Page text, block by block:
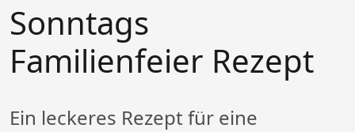
Sonntags
Familienfeier Rezept
Ein leckeres Rezept für eine